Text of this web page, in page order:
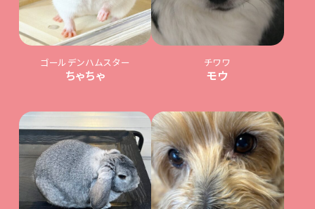
ゴールデンハムスター
ちゃちゃ
チワワ
モウ